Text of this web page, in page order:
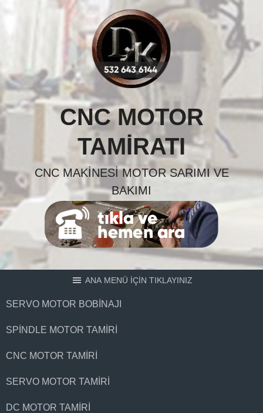
CNC MOTOR
TAMIRATI
CNC MAKINESI MOTOR SARIMI VE
BAKIMI
ANA MENÜ İÇİN TIKLAYINIZ
SERVO MOTOR BOBINAJI
SPINDLE MOTOR TAMIRI
CNC MOTOR TAMIRI
SERVO MOTOR TAMIRI
DC MOTOR TAMIRI